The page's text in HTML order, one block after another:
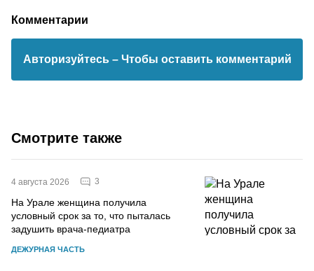
Комментарии
Авторизуйтесь – Чтобы оставить комментарий
Смотрите также
4 августа 2026 3
На Урале женщина получила
условный срок за то, что пыталась
задушить врача-педиатра
ДЕЖУРНАЯ ЧАСТЬ